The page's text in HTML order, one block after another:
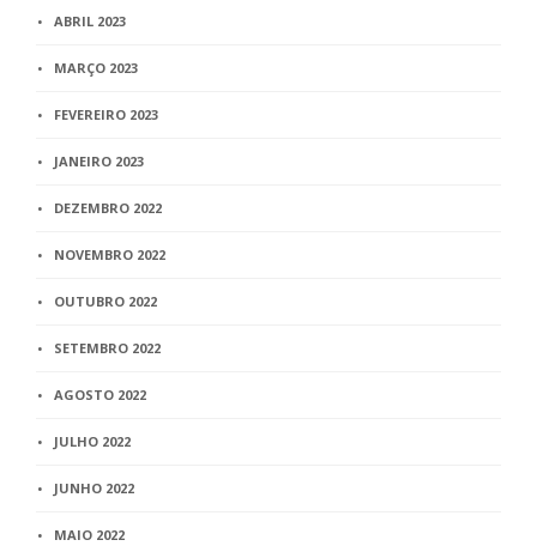
ABRIL 2023
MARÇO 2023
FEVEREIRO 2023
JANEIRO 2023
DEZEMBRO 2022
NOVEMBRO 2022
OUTUBRO 2022
SETEMBRO 2022
AGOSTO 2022
JULHO 2022
JUNHO 2022
MAIO 2022